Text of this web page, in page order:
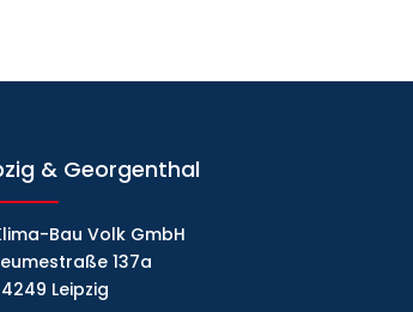
& Georgenthal
Bau Volk GmbH
137a
Leipzig